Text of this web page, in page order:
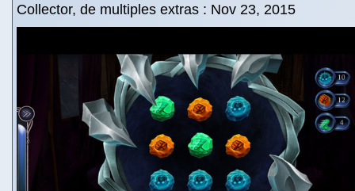
Collector, de multiples extras : Nov 23, 2015